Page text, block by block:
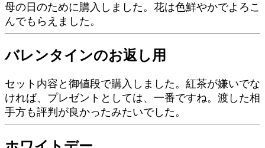
母の日のために購入しました。花は色鮮やかでよろこ
んでもらえました。
バレンタインのお返し用
セット内容と御値段で購入しました。紅茶が嫌いでな
ければ、プレゼントとしては、一番ですね。渡した相
手方も評判が良かったみたいでした。